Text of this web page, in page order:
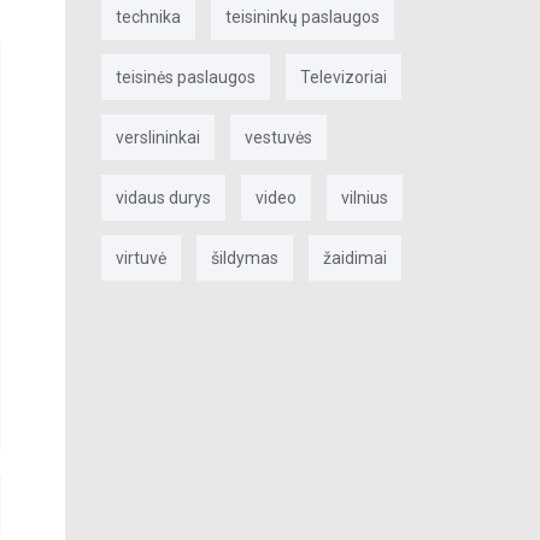
technika teisininkų paslaugos
teisinės paslaugos Televizoriai
verslininkai vestuvės
vidaus durys video vilnius
virtuvė šildymas žaidimai